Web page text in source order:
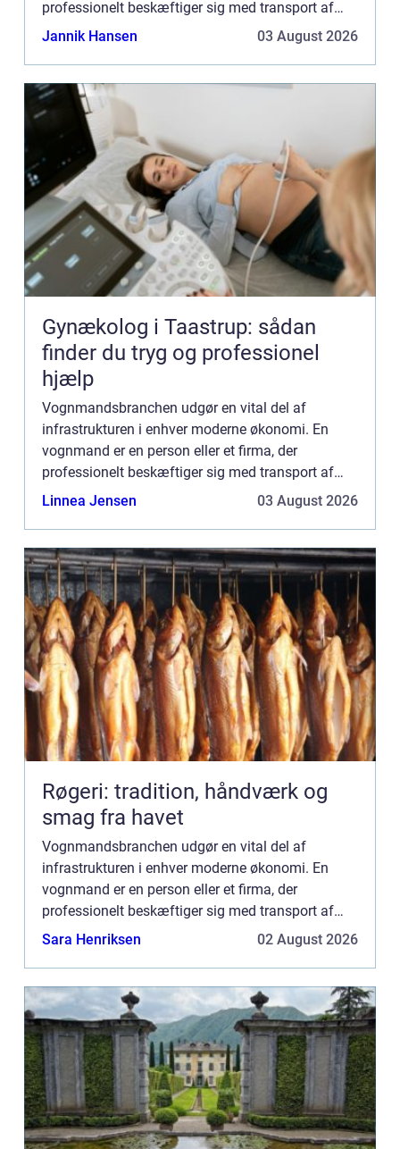
professionelt beskæftiger sig med transport af
gods på landeveje. Det kan variere fra mindre
Jannik Hansen 03 August 2026
Gynækolog i Taastrup: sådan
finder du tryg og professionel
hjælp
Vognmandsbranchen udgør en vital del af
infrastrukturen i enhver moderne økonomi. En
vognmand er en person eller et firma, der
professionelt beskæftiger sig med transport af
gods på landeveje. Det kan variere fra mindre
Linnea Jensen 03 August 2026
Røgeri: tradition, håndværk og
smag fra havet
Vognmandsbranchen udgør en vital del af
infrastrukturen i enhver moderne økonomi. En
vognmand er en person eller et firma, der
professionelt beskæftiger sig med transport af
gods på landeveje. Det kan variere fra mindre
Sara Henriksen 02 August 2026